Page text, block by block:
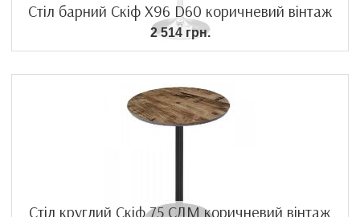
Стіл барний Скіф Х96 D60 коричневий вінтаж
2 514 грн.
Стіл круглий Скіф 75 СДМ коричневий вінтаж